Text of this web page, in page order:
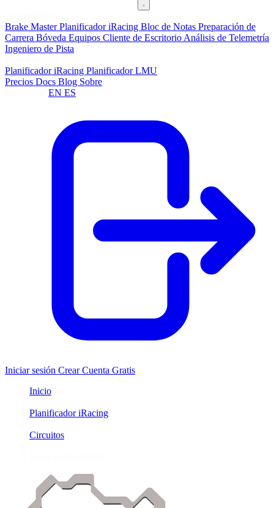
Brake MasterPlanificador iRacing Bloc de Notas Preparación de
Carrera Bóveda Equipos Cliente de Escritorio Análisis de Telemetría
Ingeniero de Pista
Planificador iRacing Planificador LMU
Precios Docs Blog Sobre
EN ES
Iniciar sesión Crear Cuenta Gratis
Inicio
Planificador iRacing
Circuitos